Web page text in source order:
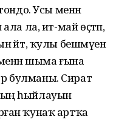
Усы менән
ла, ит-май өҫтәп,
әйт, ҡулы беш­мәүен
шыма ғына
булманы. Сират
һыйлауын
ҡунаҡ артҡа